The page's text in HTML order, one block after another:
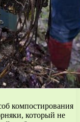
компостирования
который не